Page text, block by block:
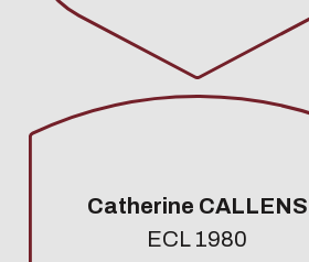
Catherine CALLENS
ECL 1980